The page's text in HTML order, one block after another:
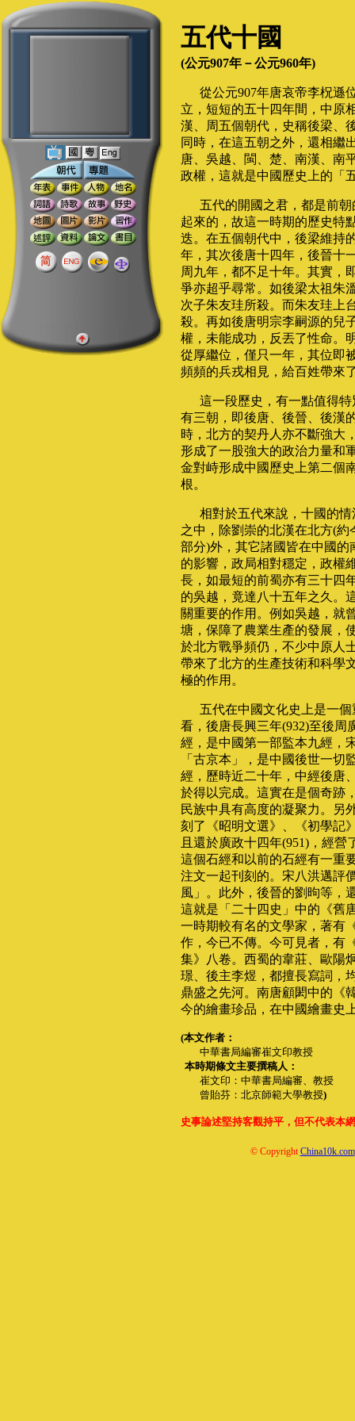
五代十國
(公元907年－公元960年)
從公元907年唐哀帝李柷遜
立，短短的五十四年間，中原
漢、周五個朝代，史稱後梁、
同時，在這五朝之外，還相繼
唐、吳越、閩、楚、南漢、南
政權，這就是中國歷史上的「
五代的開國之君，都是前
起來的，故這一時期的歷史特
迭。在五個朝代中，後梁維持
年，其次後唐十四年，後晉十
周九年，都不足十年。其實，
爭亦超乎尋常。如後梁太祖朱
次子朱友珪所殺。而朱友珪上
殺。再如後唐明宗李嗣源的兒
權，未能成功，反丟了性命。
從厚繼位，僅只一年，其位即
頻頻的兵戎相見，給百姓帶來
這一段歷史，有一點值得
有三朝，即後唐、後晉、後漢
時，北方的契丹人亦不斷強大
形成了一股強大的政治力量和
金對峙形成中國歷史上第二個
根。
相對於五代來說，十國的
之中，除劉崇的北漢在北方(
部分)外，其它諸國皆在中國的
的影響，政局相對穩定，政權
長，如最短的前蜀亦有三十四
的吳越，竟達八十五年之久。
關重要的作用。例如吳越，就
塘，保障了農業生產的發展，
於北方戰爭頻仍，不少中原人
帶來了北方的生產技術和科學
極的作用。
五代在中國文化史上是一
看，後唐長興三年(932)至後周
經，是中國第一部監本九經，
「古京本」，是中國後世一切
經，歷時近二十年，中經後唐
於得以完成。這實在是個奇跡
民族中具有高度的凝聚力。另
刻了《昭明文選》、《初學記
且還於廣政十四年(951)，經
這個石經和以前的石經有一重
注文一起刊刻的。宋八洪邁評
風」。此外，後晉的劉昫等，
這就是「二十四史」中的《舊
一時期較有名的文學家，著有
作，今已不傳。今可見者，有
集》八卷。西蜀的韋莊、歐陽
璟、後主李煜，都擅長寫詞，
鼎盛之先河。南唐顧閎中的《
今的繪畫珍品，在中國繪畫史
(本文作者：
中華書局編審崔文印教授
本時期條文主要撰稿人：
崔文印：中華書局編審、教授
曾貽芬：北京師範大學教授)
史事論述堅持客觀持平，但不代表本
© CopyrightChina10k.com